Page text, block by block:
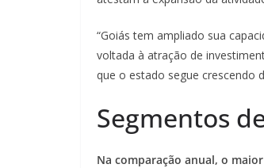
“Goiás tem ampliado sua
voltada à atração de
que o estado segue crescendo
Segmentos
Na comparação anual, o